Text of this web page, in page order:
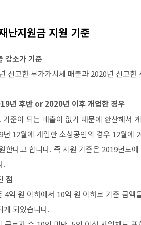
난지원금 지원 기준
감소가 기준
신고한 부가가치세 매출과 2020년 신고
년 후반 or 2020년 이후 개업한 경우
기준이 되는 매출이 없기 때문에 환산해서
년 12월에 개업한 소상공인의 경우 12월에
한다고 합니다. 즉 지원 기준은 2019년도
.
점
4억 원 이하에서 10억 원 이하로 기준 금
게 되었습니다.